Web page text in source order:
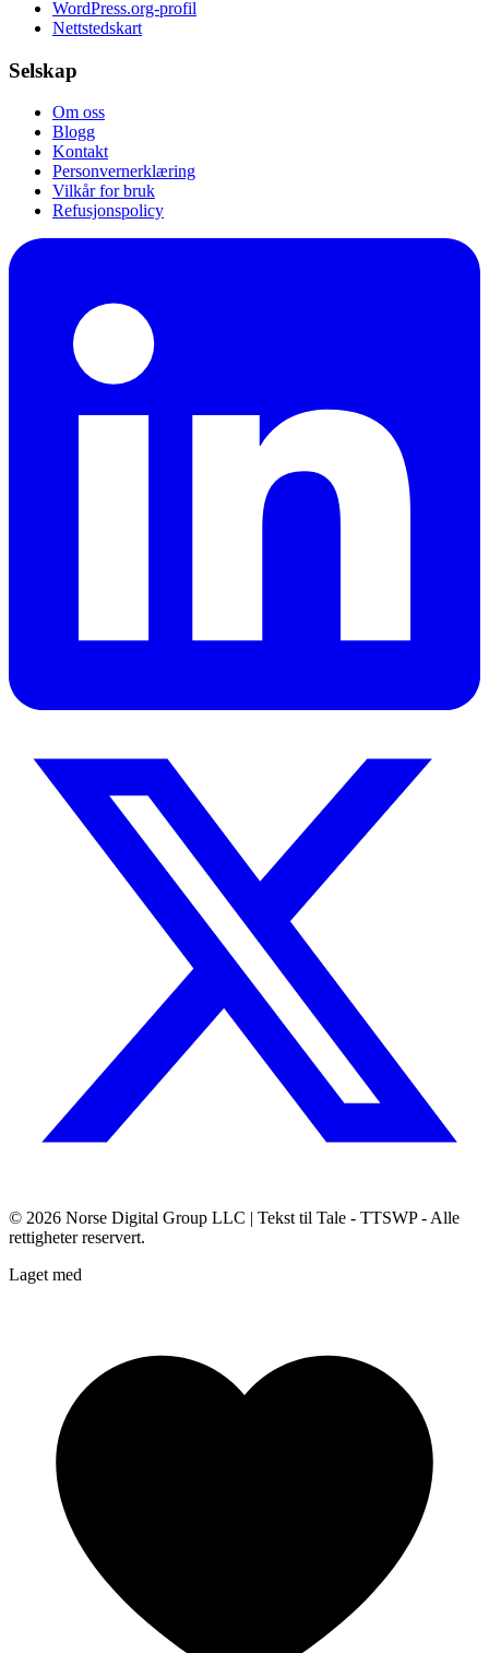
WordPress.org-profil
Nettstedskart
Selskap
Om oss
Blogg
Kontakt
Personvernerklæring
Vilkår for bruk
Refusjonspolicy
© 2026 Norse Digital Group LLC | Tekst til Tale - TTSWP - Alle
rettigheter reservert.
Laget med